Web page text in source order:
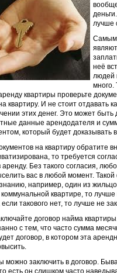
лучше
Самым
неё
людей
много.
квартиры проверьте
квартиру. И не стоит отдавать
этих денег. Это может
данные арендодателя и
который будет доказывать
на квартиру обратите
то требуется
аренду. Без такого согласия,
вас в любой момент.
например, один из
коммунальной квартире, то
такового нет, то лучше не
договор найма
с тем, что часто сумма
договор, в котором эта
можно заключить в договор.
есть он слишком часто